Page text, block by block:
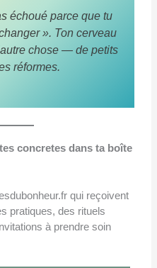
échoué parce que tu
». Ton cerveau
chose — de petits
réformes.
concretes dans ta boîte
qui reçoivent
pratiques, des rituels
à prendre soin